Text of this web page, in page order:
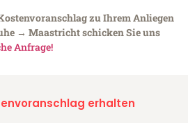
zu Ihrem Anliegen
→ Maastricht schicken Sie uns
Anfrage!
erhalten